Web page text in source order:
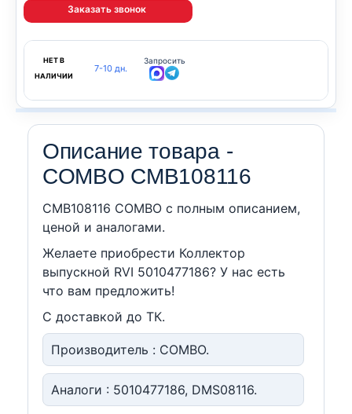
Заказать звонок
НЕТ В
НАЛИЧИИ
7-10 дн.
Запросить
Описание товара -
COMBO CMB108116
CMB108116 COMBO c полным описанием,
ценой и аналогами.
Желаете приобрести Коллектор
выпускной RVI 5010477186? У нас есть
что вам предложить!
С доставкой до ТК.
Производитель : COMBO.
Аналоги : 5010477186, DMS08116.